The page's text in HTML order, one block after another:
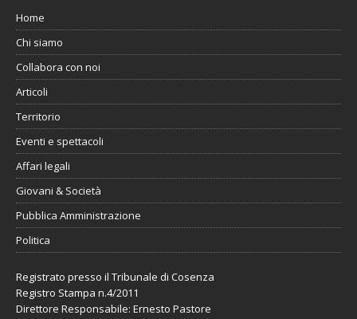
Home
Chi siamo
Collabora con noi
Articoli
Territorio
Eventi e spettacoli
Affari legali
Giovani & Società
Pubblica Amministrazione
Politica
Registrato presso il Tribunale di Cosenza
Registro Stampa n.4/2011
Direttore Responsabile: Ernesto Pastore